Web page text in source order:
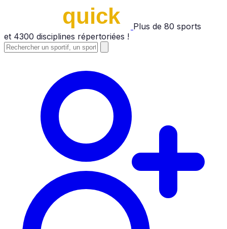
Plus de 80 sports
et 4300 disciplines répertoriées !